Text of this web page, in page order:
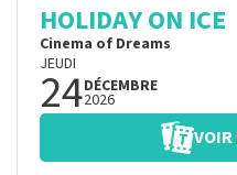
HOLIDAY ON ICE
Cinema of Dreams
JEUDI
24DÉCEMBRE
2026
VOIR